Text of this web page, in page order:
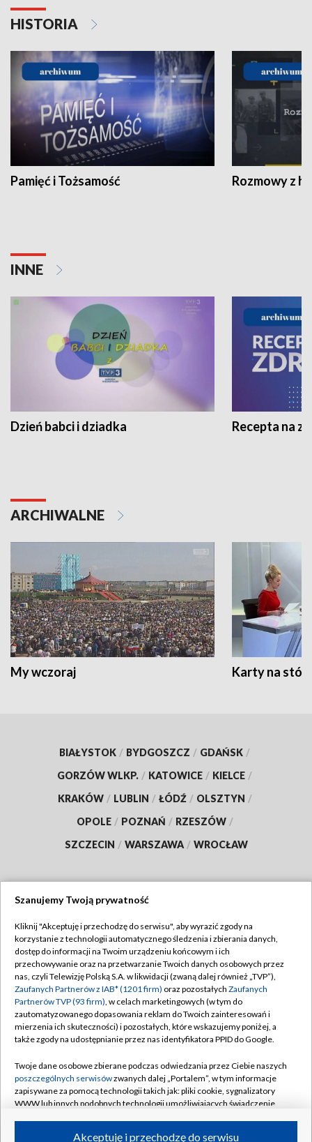
HISTORIA
Pamięć i Tożsamość Rozmowy z
INNE
Dzień babci i dziadka Recepta na
ARCHIWALNE
My wczoraj Karty na
BIAŁYSTOK / BYDGOSZCZ / GDAŃSK /
GORZÓW WLKP. / KATOWICE / KIELCE /
KRAKÓW / LUBLIN / ŁÓDŹ / OLSZTYN /
OPOLE / POZNAŃ / RZESZÓW /
SZCZECIN / WARSZAWA / WROCŁAW
TVP
Abonament TVP
Emisja w TVP
Centrum informacji TVP
Naziemna Telewizja Cyfrowa
Rada Programowa
System NOS
Informacje o nadawcy
Regulamin TVP
Polityka prywatności
Moje zgody
Pomoc
Kontakt
Kanały
Szanujemy Twoją prywatność
Kliknij "Akceptuję i przechodzę do serwisu", aby wyrazić zgody na
korzystanie z technologii automatycznego śledzenia i zbierania danych,
dostęp do informacji na Twoim urządzeniu końcowym i ich
przechowywanie oraz na przetwarzanie Twoich danych osobowych przez
nas, czyli Telewizję Polską S.A. w likwidacji (zwaną dalej również „TVP”),
Zaufanych Partnerów z IAB* (1201 firm) oraz pozostałych Zaufanych
Partnerów TVP (93 firm), w celach marketingowych (w tym do
zautomatyzowanego dopasowania reklam do Twoich zainteresowań i
mierzenia ich skuteczności) i pozostałych, które wskazujemy poniżej, a
także zgody na udostępnianie przez nas identyfikatora PPID do Google.
Twoje dane osobowe zbierane podczas odwiedzania przez Ciebie naszych
poszczególnych serwisówzwanych dalej „Portalem”, w tym informacje
zapisywane za pomocą technologii takich jak: pliki cookie, sygnalizatory
WWW lub innych podobnych technologii umożliwiających świadczenie
Akceptuję i przechodzę do serwisu